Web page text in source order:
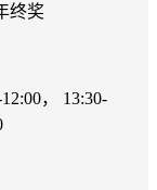
终奖
， 13:30-